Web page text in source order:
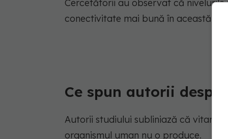
Cercetătorii au observat că
conectivitate mai bună în această
Ce spun autorii
Autorii studiului subliniază că
organismul uman nu o produce.